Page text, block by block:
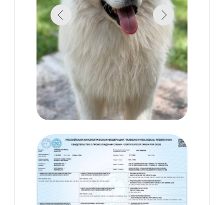
Дружелюбны с другими собаками
Не имеют собачего запаха
Прекрасные домашнимие питомцы
Самая красивая внешность
Отличные компаньонамы для семьи с
детьми
Отличные партнеры для людей,
которые ведут активный образ жизни